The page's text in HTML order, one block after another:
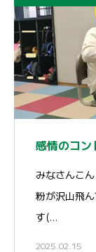
感情のコン
みなさんこ
粉が沢山飛
す(…
2025.02.15